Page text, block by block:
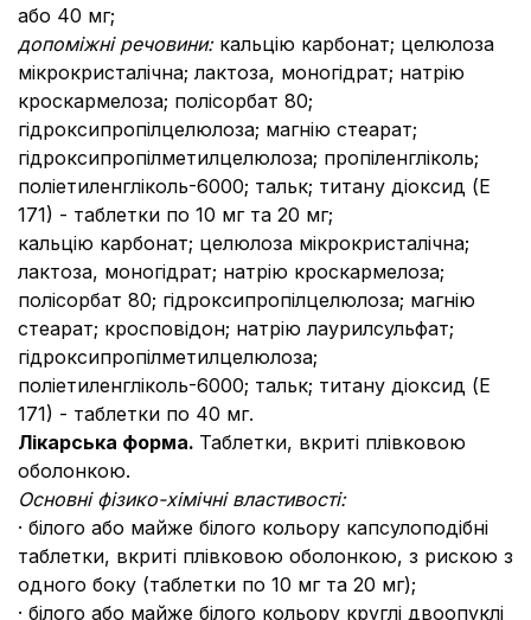
або 40 мг;
допоміжні речовини: кальцію карбонат; целюлоза
мікрокристалічна; лактоза, моногідрат; натрію
кроскармелоза; полісорбат 80;
гідроксипропілцелюлоза; магнію стеарат;
гідроксипропілметилцелюлоза; пропіленгліколь;
поліетиленгліколь-6000; тальк; титану діоксид (Е
171) - таблетки по 10 мг та 20 мг;
кальцію карбонат; целюлоза мікрокристалічна;
лактоза, моногідрат; натрію кроскармелоза;
полісорбат 80; гідроксипропілцелюлоза; магнію
стеарат; кросповідон; натрію лаурилсульфат;
гідроксипропілметилцелюлоза;
поліетиленгліколь-6000; тальк; титану діоксид (Е
171) - таблетки по 40 мг.
Лікарська форма. Таблетки, вкриті плівковою
оболонкою.
Основні фізико-хімічні властивості:
· білого або майже білого кольору капсулоподібні
таблетки, вкриті плівковою оболонкою, з рискою з
одного боку (таблетки по 10 мг та 20 мг);
· білого або майже білого кольору круглі двоопуклі